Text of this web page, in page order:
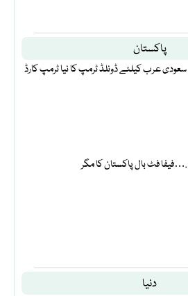
پاکستان
سعودی عرب کیلئے ڈونلڈ ٹرمپ کا نیا ٹرمپ کارڈ
فیفا فٹ بال پاکستان کا مگر….
دنیا